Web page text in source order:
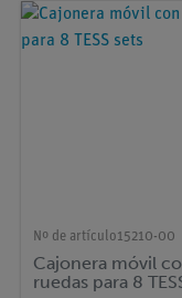
Nº de artículo15210-00
Cajonera móvil
ruedas para 8